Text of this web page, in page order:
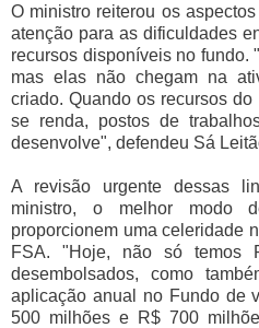
O ministro reiterou os
atenção para as dificuldades
recursos disponíveis no fundo.
mas elas não chegam na
criado. Quando os recursos
se renda, postos de
desenvolve", defendeu Sá
A revisão urgente dessas
ministro, o melhor modo
proporcionem uma celeridade
FSA. "Hoje, não só temos
desembolsados, como
aplicação anual no Fundo de
500 milhões e R$ 700